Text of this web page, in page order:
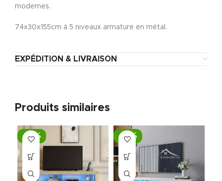
modernes.
74x30x155cm à 5 niveaux armature en métal.
EXPÉDITION & LIVRAISON
Produits similaires
-10% -10%